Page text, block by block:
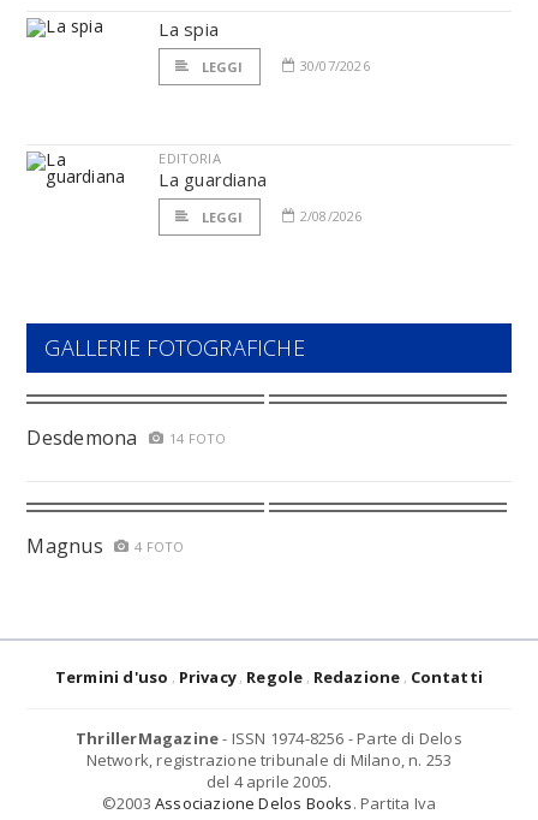
La spia
LEGGI 30/07/2026
EDITORIA
La guardiana
LEGGI 2/08/2026
GALLERIE FOTOGRAFICHE
Desdemona 14 FOTO
Magnus 4 FOTO
Termini d'uso Privacy Regole Redazione Contatti
ThrillerMagazine- ISSN 1974-8256 - Parte di Delos
Network, registrazione tribunale di Milano, n. 253
del 4 aprile 2005.
©2003 Associazione Delos Books. Partita Iva